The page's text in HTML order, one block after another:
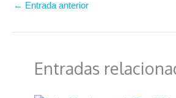
← Entrada anterior
Entradas